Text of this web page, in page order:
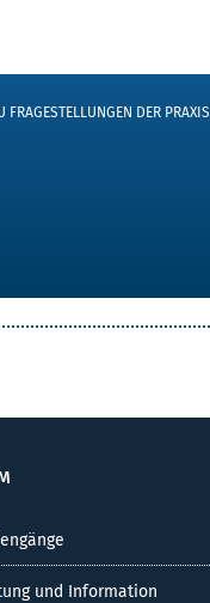
FRAGESTELLUNGEN DER PRAXIS
und Information